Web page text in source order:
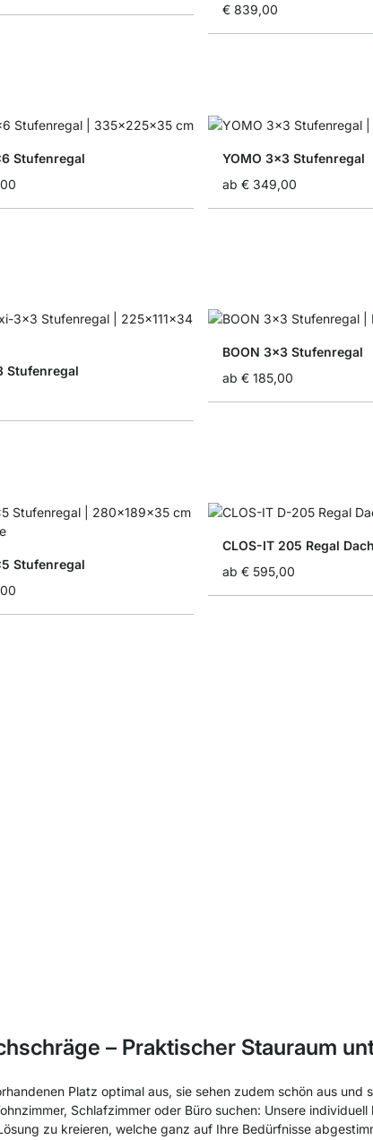
€ 839,00
Stufenregal
YOMO 3x3 Stufenregal
ab € 349,00
Stufenregal
BOON 3x3 Stufenregal
ab € 185,00
Stufenregal
CLOS-IT 205 Regal
ab € 595,00
– Praktischer Stauraum
Platz optimal aus, sie sehen zudem schön aus
Schlafzimmer oder Büro suchen: Unsere
zu kreieren, welche ganz auf Ihre Bedürfnisse